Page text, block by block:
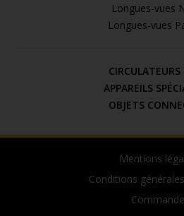
Longues-vues
Longues-vues
CIRCULATEURS
APPAREILS
OBJETS
Mentions
Conditions
Commande